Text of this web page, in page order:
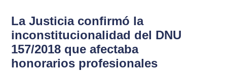
La Justicia confirmó la
inconstitucionalidad del DNU
157/2018 que afectaba
honorarios profesionales